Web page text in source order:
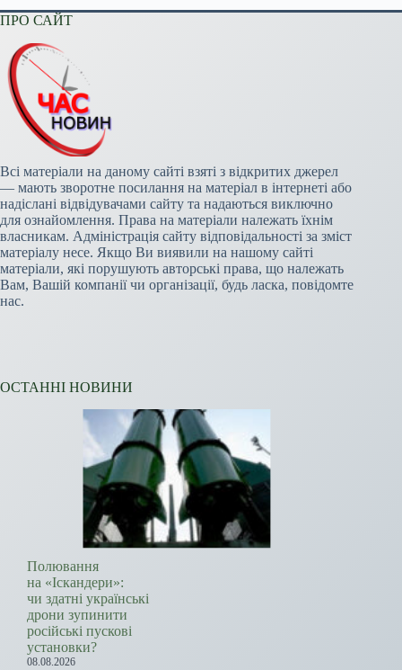
ПРО САЙТ
Всі матеріали на даному сайті взяті з відкритих джерел
— мають зворотне посилання на матеріал в інтернеті або
надіслані відвідувачами сайту та надаються виключно
для ознайомлення. Права на матеріали належать їхнім
власникам. Адміністрація сайту відповідальності за зміст
матеріалу несе. Якщо Ви виявили на нашому сайті
матеріали, які порушують авторські права, що належать
Вам, Вашій компанії чи організації, будь ласка, повідомте
нас.
ОСТАННІ НОВИНИ
Полювання
на «Іскандери»:
чи здатні українські
дрони зупинити
російські пускові
установки?
08.08.2026